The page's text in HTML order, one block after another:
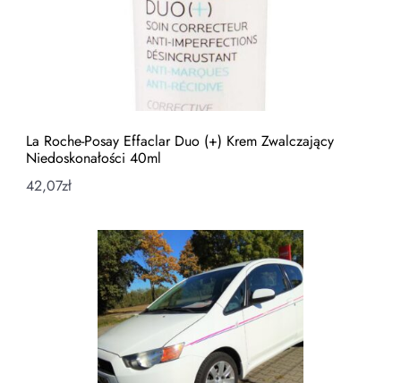
La Roche-Posay Effaclar Duo (+) Krem Zwalczający
Niedoskonałości 40ml
42,07zł